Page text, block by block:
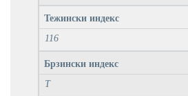
Тежински индекс
116
Брзински индекс
T